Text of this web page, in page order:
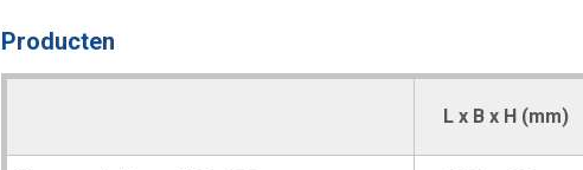
Producten
L x B x H (mm)